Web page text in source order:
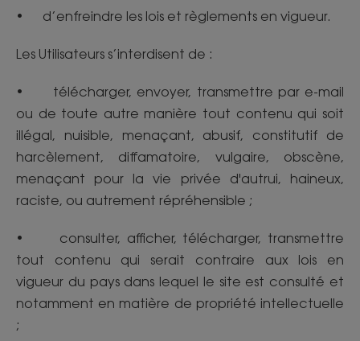
• d’enfreindre les lois et règlements en vigueur.
Les Utilisateurs s’interdisent de :
• télécharger, envoyer, transmettre par e-mail
ou de toute autre manière tout contenu qui soit
illégal, nuisible, menaçant, abusif, constitutif de
harcèlement, diffamatoire, vulgaire, obscène,
menaçant pour la vie privée d'autrui, haineux,
raciste, ou autrement répréhensible ;
• consulter, afficher, télécharger, transmettre
tout contenu qui serait contraire aux lois en
vigueur du pays dans lequel le site est consulté et
notamment en matière de propriété intellectuelle
;